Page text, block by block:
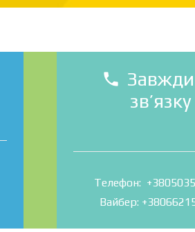
phone
зв’язку
Телефон:
Вайбер: